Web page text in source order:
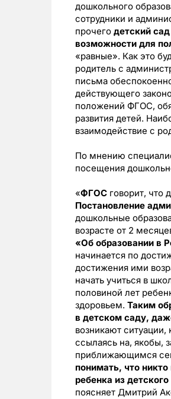
дошкольного
сотрудники и
прочего детский сад
возможности для
«равные». Как это
родитель с
письма
действующего
положений ФГОС,
развития детей.
взаимодействие с
По мнению
посещения
«ФГОС говорит, что
Постановление
дошкольные
возрасте от 2
«Об образовании в
начинается по
достижения ими
начать учиться в
половиной лет
здоровьем. Таким
в детском саду,
возникают ситуации,
ссылаясь на, якобы,
приближающимся
понимать, что
ребенка из
поясняет Дмитрий